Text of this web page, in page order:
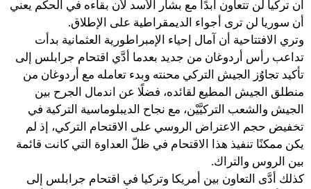
أن تركيا لن تتعاون أبدًا مع بشار الأسد لأن بقاءه في الحكم يعني
أن سوريا لن ترى أجواء الديمقراطية على الإطلاق.
وتري الافتتاحية أن آمال إحياء الإمبراطورية العثمانية بدأت
تداعب رأس أردوغان من جديد بعدما أدَّي اقتحام جرابلس إلى
تأكيد تجاوُز الجيش التركي محنته وبدء تعامله مع أردوغان من
منطلق الجيش المطيع لقائده، فضلًا عن اندمال الجرح بين
الجيش والشعب التركيَّيْن، مع نجاح الديبلوماسية التركية في
تخفيض حجم الاعتراض الروسي على الاقتحام التركي، إذ لم
يكن ممكنًا تنفيذ هذا الاقتحام في ظلّ العداوة التي كانت قائمة
بين الروس والتراك.
كذلك أدَّى التعاون بين أمريكا وتركيا في اقتحام جرابلس إلى